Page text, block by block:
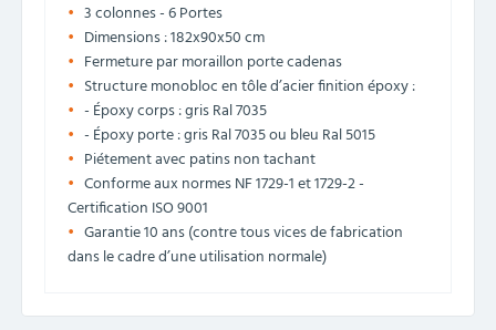
3 colonnes - 6 Portes
Dimensions : 182x90x50 cm
Fermeture par moraillon porte cadenas
Structure monobloc en tôle d’acier finition époxy :
- Époxy corps : gris Ral 7035
- Époxy porte : gris Ral 7035 ou bleu Ral 5015
Piétement avec patins non tachant
Conforme aux normes NF 1729-1 et 1729-2 -
Certification ISO 9001
Garantie 10 ans (contre tous vices de fabrication
dans le cadre d’une utilisation normale)